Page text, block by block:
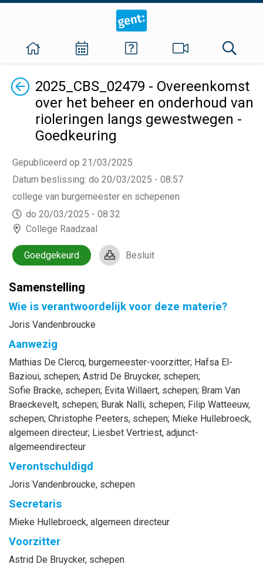
Terug2025_CBS_02479 - Overeenkomst
over het beheer en onderhoud van
rioleringen langs gewestwegen -
Goedkeuring
Gepubliceerd op 21/03/2025
Datum beslissing: do 20/03/2025 - 08:57
college van burgemeester en schepenen
do 20/03/2025 - 08:32
College Raadzaal
Goedgekeurd Besluit
Samenstelling
Wie is verantwoordelijk voor deze materie?
Joris Vandenbroucke
Aanwezig
Mathias De Clercq, burgemeester-voorzitter; Hafsa El-
Bazioui, schepen; Astrid De Bruycker, schepen;
Sofie Bracke, schepen; Evita Willaert, schepen; Bram Van
Braeckevelt, schepen; Burak Nalli, schepen; Filip Watteeuw,
schepen; Christophe Peeters, schepen; Mieke Hullebroeck,
algemeen directeur; Liesbet Vertriest, adjunct-
algemeendirecteur
Verontschuldigd
Joris Vandenbroucke, schepen
Secretaris
Mieke Hullebroeck, algemeen directeur
Voorzitter
Astrid De Bruycker, schepen